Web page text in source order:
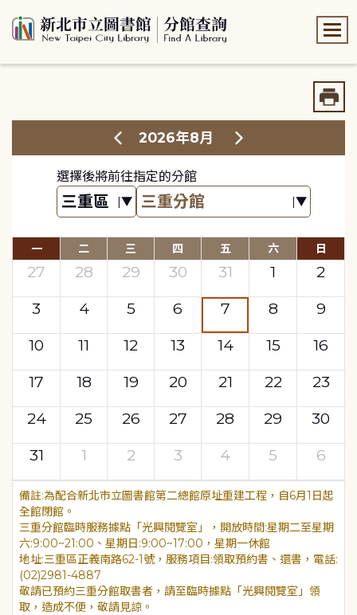
2026年8月
選擇後將前往指定的分館
一 二 三 四 五 六 日
27 28 29 30 31 1
2
3
4 5 6 7 8
9
10
11 12 13 14 15
16
17
18 19 20 21 22
23
24
25 26 27 28 29
30
31
1 2 3 4 5 6
為配合新北市立圖書館第二總館原址重建工程，自6月1日起
全館閉館。
三重分館臨時服務據點「光興閱覽室」，開放時間:星期二至星期
六:9:00~21:00、星期日:9:00~17:00，星期一休館
地址:三重區正義南路62-1號，服務項目:領取預約書、還書，電話:
(02)2981-4887
敬請已預約三重分館取書者，請至臨時據點「光興閱覽室」領
取，造成不便，敬請見諒。